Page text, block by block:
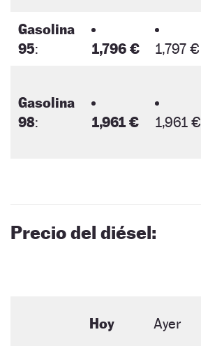
Gasolina
95: 1,796 € 1,797 €
Gasolina
98: 1,961 € 1,961 €
Precio del diésel:
Hoy Ayer